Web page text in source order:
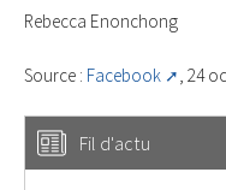
Rebecca Enonchong
Source : Facebook , 24
Fil d'actu